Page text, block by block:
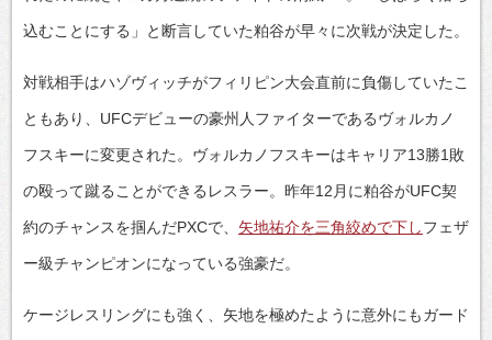
込むことにする」と断言していた粕谷が早々に次戦が決定した。
対戦相手はハゾヴィッチがフィリピン大会直前に負傷していたこ
ともあり、UFCデビューの豪州人ファイターであるヴォルカノ
フスキーに変更された。ヴォルカノフスキーはキャリア13勝1敗
の殴って蹴ることができるレスラー。昨年12月に粕谷がUFC契
約のチャンスを掴んだPXCで、 矢地祐介を三角絞めで下しフェザ
ー級チャンピオンになっている強豪だ。
ケージレスリングにも強く、矢地を極めたように意外にもガード